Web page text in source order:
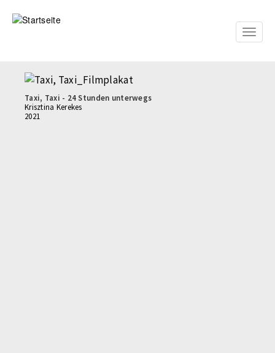
zum
Toggle
Taxi, Taxi - 24 Stunden unterwegs
Krisztina Kerekes
2021